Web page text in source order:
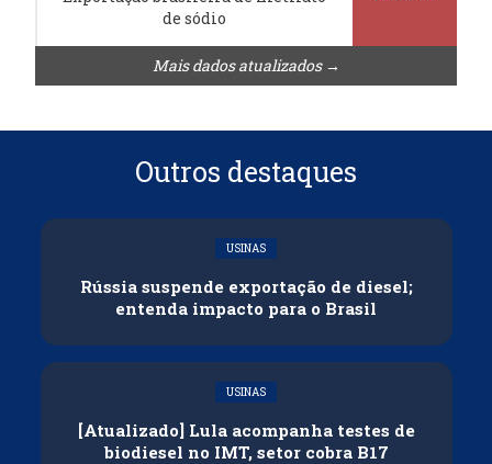
de sódio
Mais dados atualizados →
Outros destaques
USINAS
Rússia suspende exportação de diesel;
entenda impacto para o Brasil
USINAS
[Atualizado] Lula acompanha testes de
biodiesel no IMT, setor cobra B17